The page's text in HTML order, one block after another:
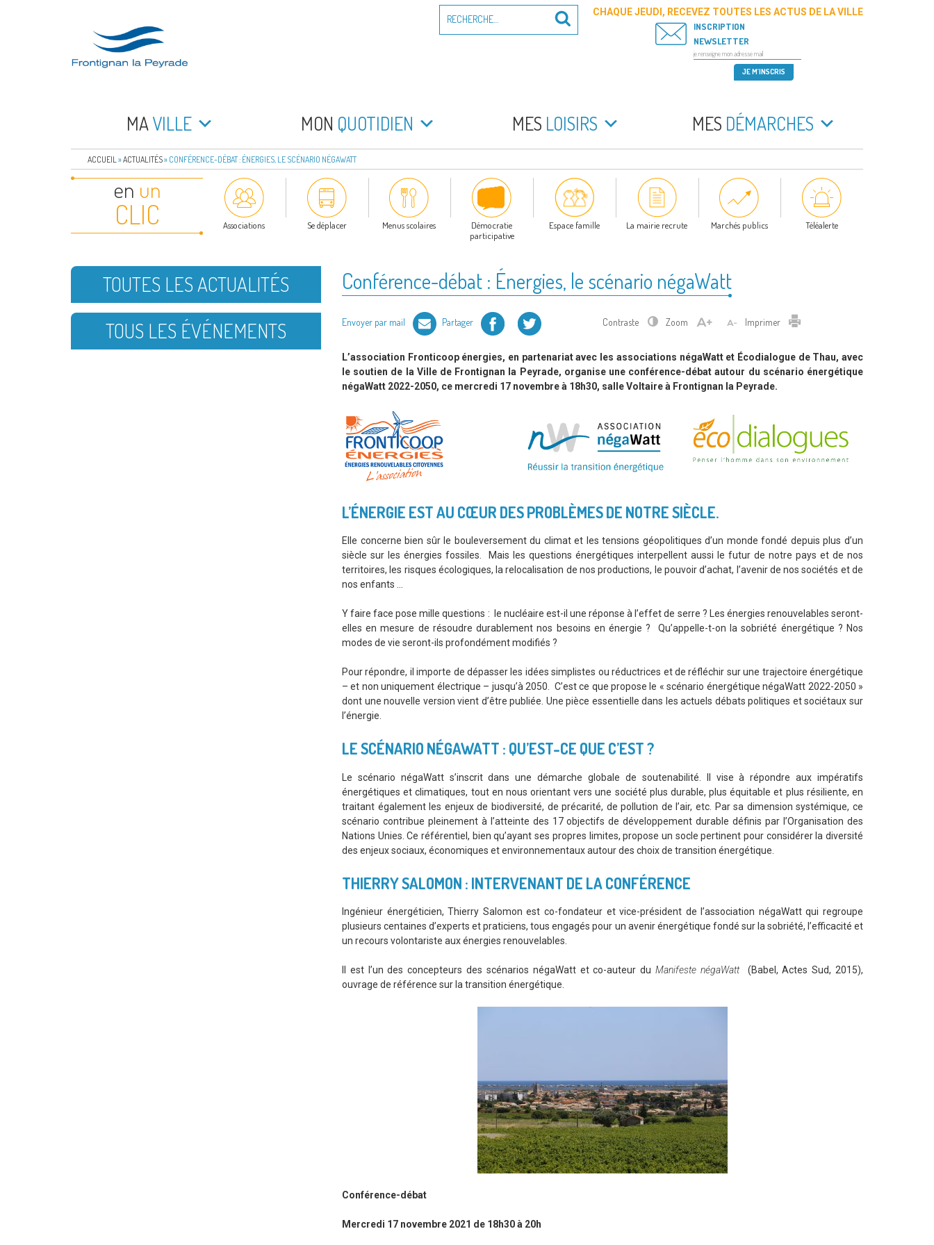
FRONTIGNAN LA PEYRADE
pour
Recherche
CHAQUE JEUDI, RECEVEZ TOUTES LES ACTUS DE LA VILLE
INSCRIPTION
NEWSLETTER
MAVILLE MON QUOTIDIEN MES LOISIRS MES DÉMARCHES
ACCUEIL »ACTUALITÉS» CONFÉRENCE-DÉBAT : ÉNERGIES, LE SCÉNARIO NÉGAWATT
en un
CLIC Associations Se déplacer Menus scolaires
Démocratie
participative
Espace famille La mairie recrute Marchés publics Téléalerte
Conférence-débat : Énergies, le scénario négaWatt
Envoyer par mail Partager Facebook Twitter Contraste Zoom Imprimer Imprimer
L’association Fronticoop énergies, en partenariat avec les associations négaWatt et Écodialogue de Thau, avec
le soutien de la Ville de Frontignan la Peyrade, organise une conférence-débat autour du scénario énergétique
négaWatt 2022-2050, ce mercredi 17 novembre à 18h30, salle Voltaire à Frontignan la Peyrade.
L’ÉNERGIE EST AU CŒUR DES PROBLÈMES DE NOTRE SIÈCLE.
Elle concerne bien sûr le bouleversement du climat et les tensions géopolitiques d’un monde fondé depuis plus d’un
siècle sur les énergies fossiles. Mais les questions énergétiques interpellent aussi le futur de notre pays et de nos
territoires, les risques écologiques, la relocalisation de nos productions, le pouvoir d’achat, l’avenir de nos sociétés et de
nos enfants …
Y faire face pose mille questions : le nucléaire est-il une réponse à l’effet de serre ? Les énergies renouvelables seront-
elles en mesure de résoudre durablement nos besoins en énergie ? Qu’appelle-t-on la sobriété énergétique ? Nos
modes de vie seront-ils profondément modifiés ?
Pour répondre, il importe de dépasser les idées simplistes ou réductrices et de réfléchir sur une trajectoire énergétique
– et non uniquement électrique – jusqu’à 2050. C’est ce que propose le « scénario énergétique négaWatt 2022-2050 »
dont une nouvelle version vient d’être publiée. Une pièce essentielle dans les actuels débats politiques et sociétaux sur
l’énergie.
LE SCÉNARIO NÉGAWATT : QU’EST-CE QUE C’EST ?
Le scénario négaWatt s’inscrit dans une démarche globale de soutenabilité. Il vise à répondre aux impératifs
énergétiques et climatiques, tout en nous orientant vers une société plus durable, plus équitable et plus résiliente, en
traitant également les enjeux de biodiversité, de précarité, de pollution de l’air, etc. Par sa dimension systémique, ce
scénario contribue pleinement à l’atteinte des 17 objectifs de développement durable définis par l’Organisation des
Nations Unies. Ce référentiel, bien qu’ayant ses propres limites, propose un socle pertinent pour considérer la diversité
des enjeux sociaux, économiques et environnementaux autour des choix de transition énergétique.
THIERRY SALOMON : INTERVENANT DE LA CONFÉRENCE
Ingénieur énergéticien, Thierry Salomon est co-fondateur et vice-président de l’association négaWatt qui regroupe
plusieurs centaines d’experts et praticiens, tous engagés pour un avenir énergétique fondé sur la sobriété, l’efficacité et
un recours volontariste aux énergies renouvelables.
Il est l’un des concepteurs des scénarios négaWatt et co-auteur duManifeste négaWatt (Babel, Actes Sud, 2015),
ouvrage de référence sur la transition énergétique.
Conférence-débat
Mercredi 17 novembre 2021 de 18h30 à 20h
TOUTES LES ACTUALITÉS
TOUS LES ÉVÉNEMENTS